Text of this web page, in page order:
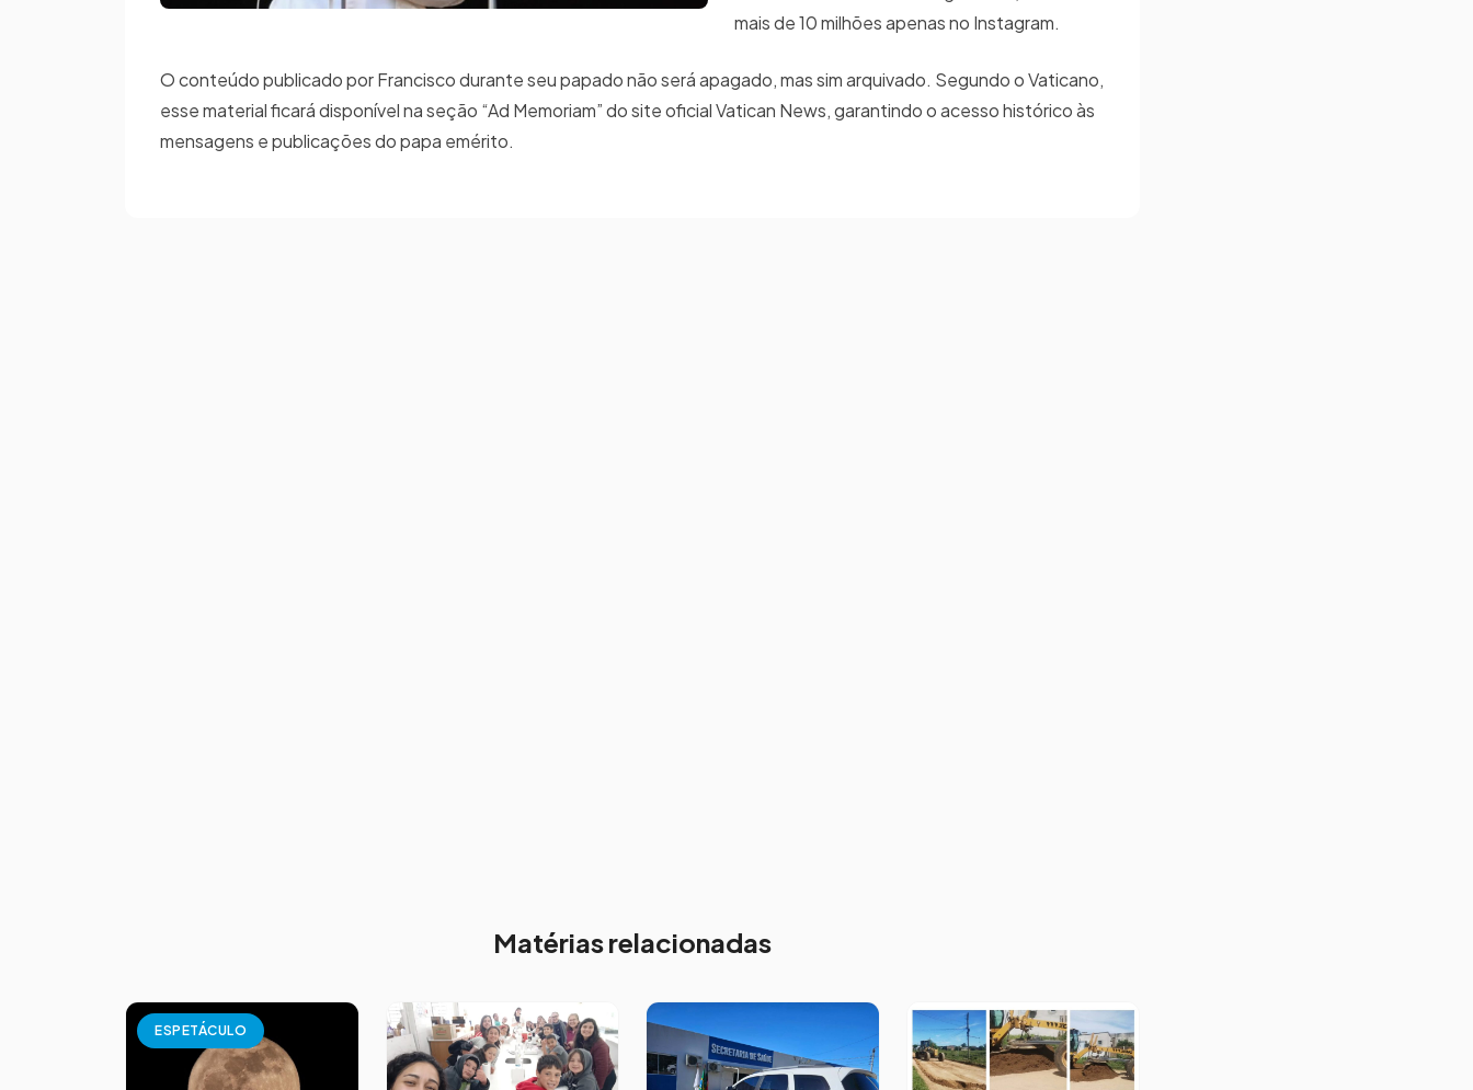
mais de 10 milhões apenas no Instagram.
O conteúdo publicado por Francisco durante seu papado não será apagado, mas sim arquivado. Segundo o Vaticano,
esse material ficará disponível na seção “Ad Memoriam” do site oficial Vatican News, garantindo o acesso histórico às
mensagens e publicações do papa emérito.
Matérias relacionadas
ESPETÁCULO